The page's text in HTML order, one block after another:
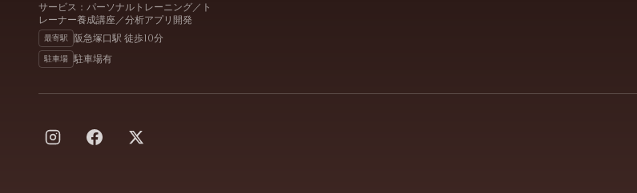
サービス：パーソナルトレーニング／ト
レーナー養成講座／分析アプリ開発
最寄駅 阪急塚口駅 徒歩10分
駐車場 駐車場有